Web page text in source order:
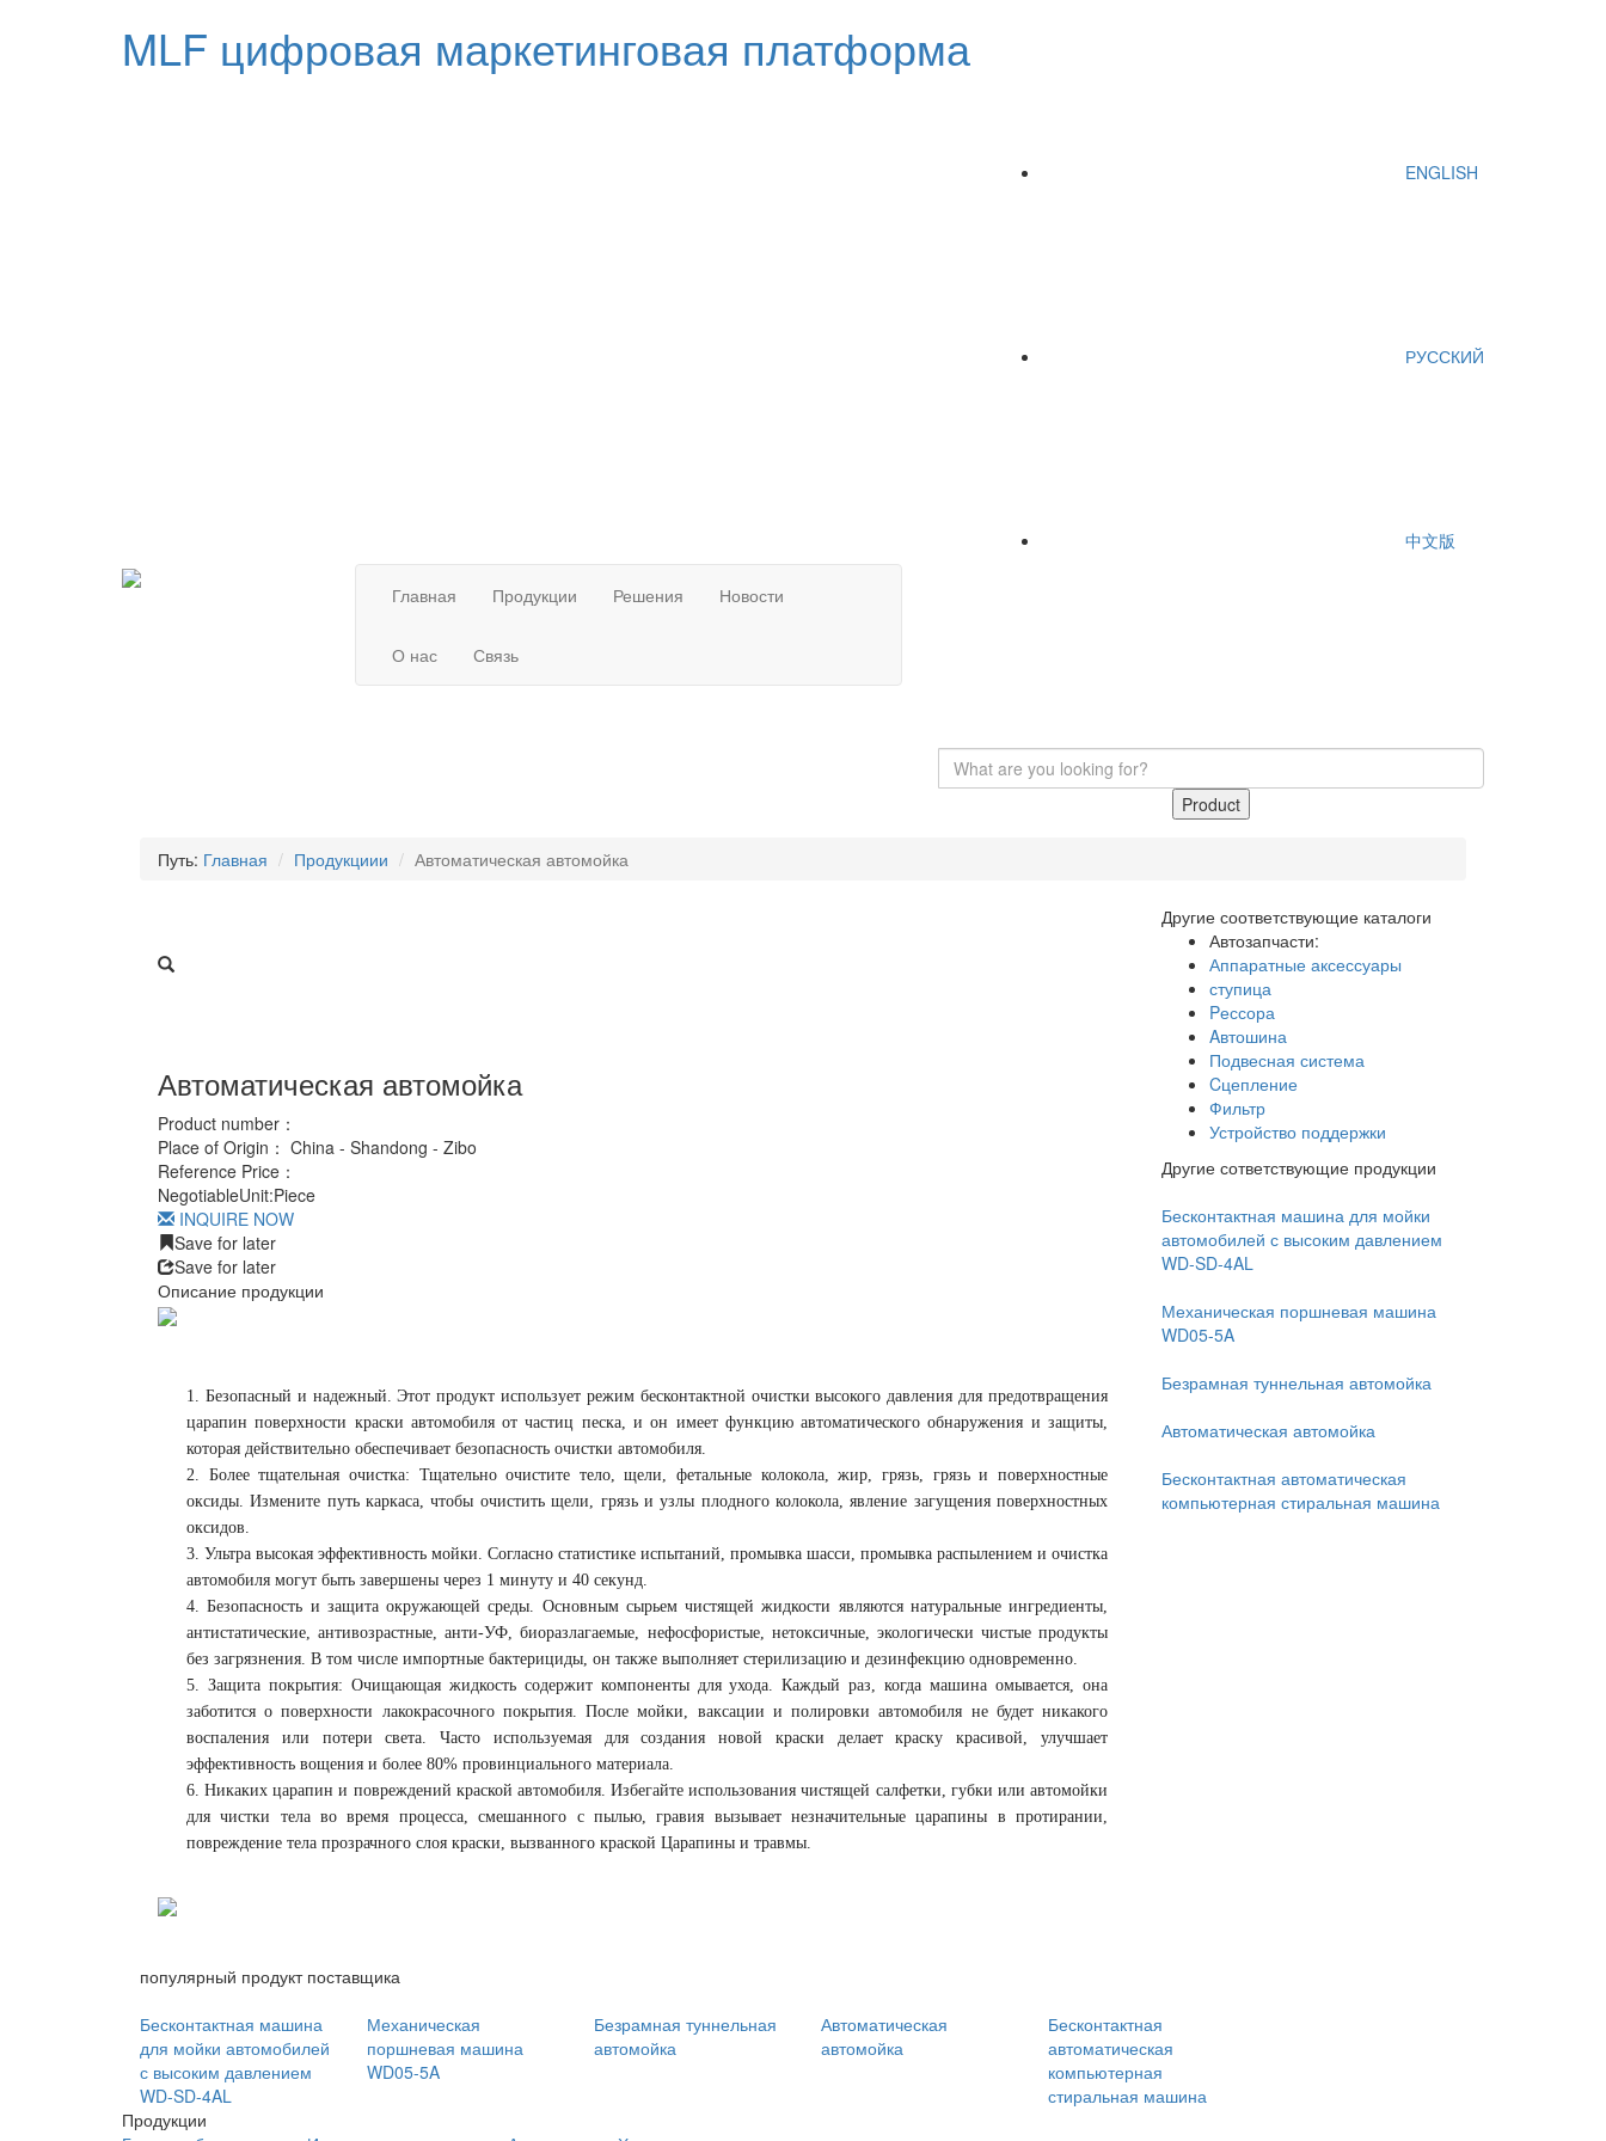
MLF цифровая маркетинговая платформа
ENGLISH
РУССКИЙ
中文版
Главная Продукции Решения Новости
О нас Связь
Product
Путь: Главная Продукциии Автоматическая автомойка
Автоматическая автомойка
Product number：
Place of Origin： China - Shandong - Zibo
Reference Price：
NegotiableUnit:Piece
INQUIRE NOW
Save for later
Save for later
Описание продукции
1. Безопасный и надежный. Этот продукт использует режим бесконтактной очистки высокого давления для предотвращения
царапин поверхности краски автомобиля от частиц песка, и он имеет функцию автоматического обнаружения и защиты,
которая действительно обеспечивает безопасность очистки автомобиля.
2. Более тщательная очистка: Тщательно очистите тело, щели, фетальные колокола, жир, грязь, грязь и поверхностные
оксиды. Измените путь каркаса, чтобы очистить щели, грязь и узлы плодного колокола, явление загущения поверхностных
оксидов.
3. Ультра высокая эффективность мойки. Согласно статистике испытаний, промывка шасси, промывка распылением и очистка
автомобиля могут быть завершены через 1 минуту и 40 секунд.
4. Безопасность и защита окружающей среды. Основным сырьем чистящей жидкости являются натуральные ингредиенты,
антистатические, антивозрастные, анти-УФ, биоразлагаемые, нефосфористые, нетоксичные, экологически чистые продукты
без загрязнения. В том числе импортные бактерициды, он также выполняет стерилизацию и дезинфекцию одновременно.
5. Защита покрытия: Очищающая жидкость содержит компоненты для ухода. Каждый раз, когда машина омывается, она
заботится о поверхности лакокрасочного покрытия. После мойки, ваксации и полировки автомобиля не будет никакого
воспаления или потери света. Часто используемая для создания новой краски делает краску красивой, улучшает
эффективность вощения и более 80% провинциального материала.
6. Никаких царапин и повреждений краской автомобиля. Избегайте использования чистящей салфетки, губки или автомойки
для чистки тела во время процесса, смешанного с пылью, гравия вызывает незначительные царапины в протирании,
повреждение тела прозрачного слоя краски, вызванного краской Царапины и травмы.
Другие соответствующие каталоги
Автозапчасти:
Аппаратные аксессуары
ступица
Pессора
Aвтошина
Подвесная система
Cцепление
Фильтр
Устройство поддержки
Другие сответствующие продукции
Бесконтактная машина для мойки
автомобилей с высоким давлением
WD-SD-4AL
Механическая поршневая машина
WD05-5A
Безрамная туннельная автомойка
Автоматическая автомойка
Бесконтактная автоматическая
компьютерная стиральная машина
популярный продукт поставщика
Бесконтактная машина
для мойки автомобилей
с высоким давлением
WD-SD-4AL
Механическая
поршневая машина
WD05-5A
Безрамная туннельная
автомойка
Автоматическая
автомойка
Бесконтактная
автоматическая
компьютерная
стиральная машина
Продукции